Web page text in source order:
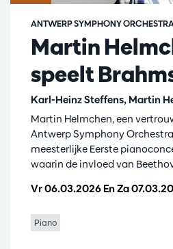
Martin
speelt
Karl-Heinz Steffens, Martin
ANTWERP SYMPHONY
Vr 06.03.2026 EnZa
Martin Helmchen, een
Antwerp Symphony
meesterlijke Eerste
waarin de invloed van
Piano